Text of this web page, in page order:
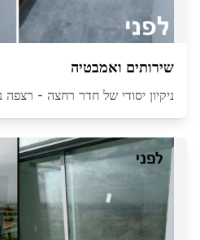
שירותים ואמבטיה
ניקיון יסודי של חדר רחצה - רצפה